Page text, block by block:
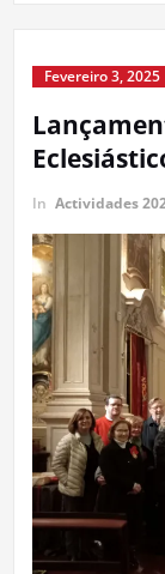
Fevereiro 3, 2025
In Actividades